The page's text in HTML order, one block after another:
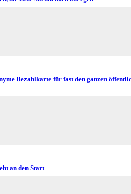
Bezahlkarte für fast den ganzen
an den Start